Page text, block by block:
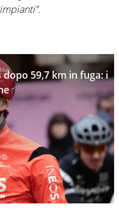
dopo 59,7 km in fuga: i